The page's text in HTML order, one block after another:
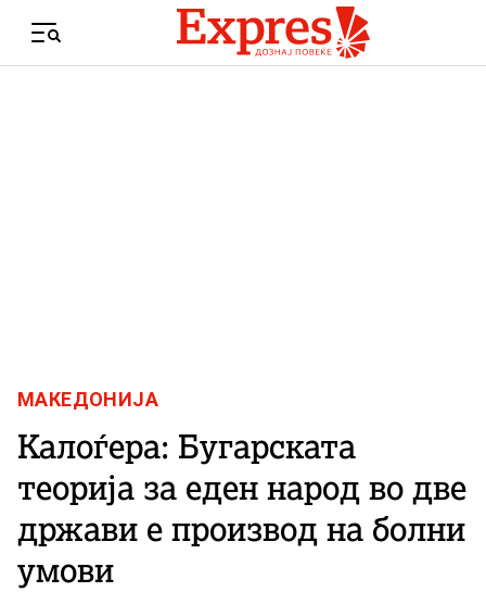
Menu
МАКЕДОНИЈА
Калоѓера: Бугарската
теорија за еден народ во две
држави е производ на болни
умови